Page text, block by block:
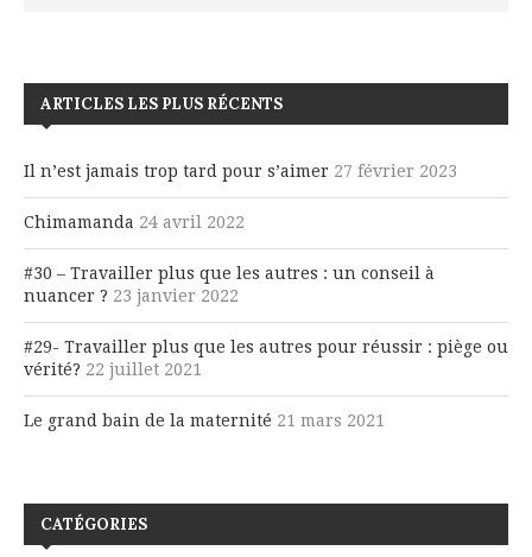
ARTICLES LES PLUS RÉCENTS
Il n’est jamais trop tard pour s’aimer 27 février 2023
Chimamanda 24 avril 2022
#30 – Travailler plus que les autres : un conseil à
nuancer ? 23 janvier 2022
#29- Travailler plus que les autres pour réussir : piège ou
vérité? 22 juillet 2021
Le grand bain de la maternité 21 mars 2021
CATÉGORIES